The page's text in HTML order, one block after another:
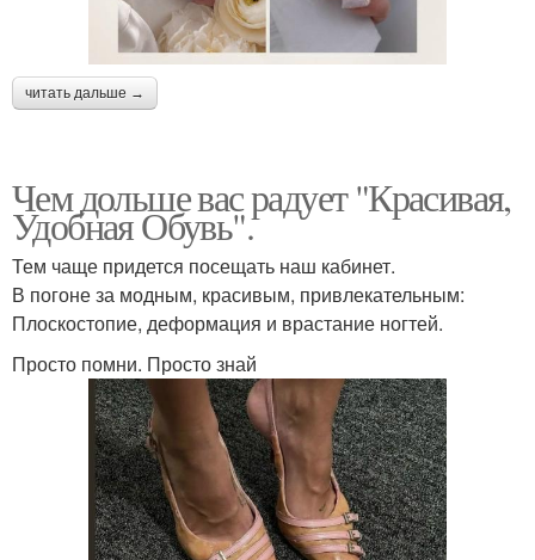
читать дальше →
Чем дольше вас радует "Красивая,
Удобная Обувь".
Тем чаще придется посещать наш кабинет.
В погоне за модным, красивым, привлекательным:
Плоскостопие, деформация и врастание ногтей.
Просто помни. Просто знай